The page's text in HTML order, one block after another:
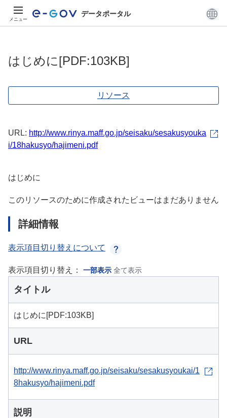
メニュー
データポータル
はじめに[PDF:103KB]
リソース
URL: http://www.rinya.maff.go.jp/seisaku/sesakusyouka
i/18hakusyo/hajimeni.pdf
はじめに
このリソースのために作成されたビューはまだありません
詳細情報
表示項目切り替えについて
表示項目切り替え： 一部表示 全て表示
タイトル
はじめに[PDF:103KB]
URL
http://www.rinya.maff.go.jp/seisaku/sesakusyoukai/1
8hakusyo/hajimeni.pdf
説明